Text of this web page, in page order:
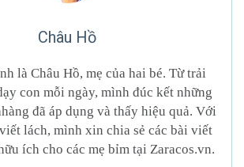
Châu Hồ
là Châu Hồ, mẹ của hai bé. Từ trải
con mỗi ngày, mình đúc kết những
đã áp dụng và thấy hiệu quả. Với
lách, mình xin chia sẻ các bài viết
ích cho các mẹ bỉm tại Zaracos.vn.